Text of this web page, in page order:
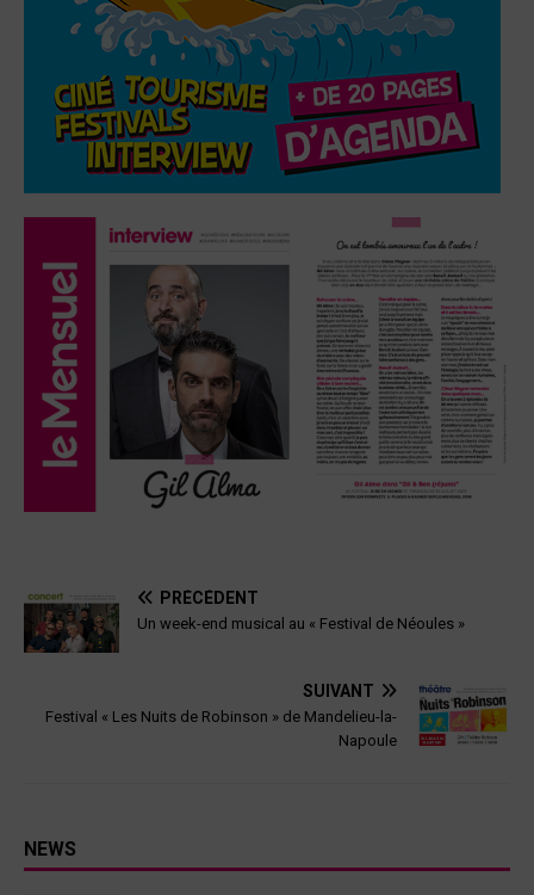
PRÉCÉDENT
Un week-end musical au « Festival de Néoules »
SUIVANT
Festival « Les Nuits de Robinson » de Mandelieu-la-
Napoule
NEWS